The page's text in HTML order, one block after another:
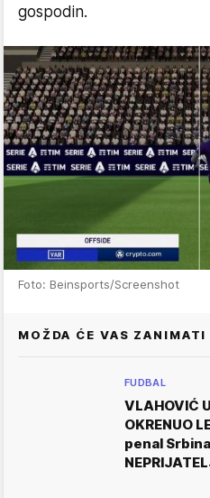
gospodin.
Foto: Beinsports/Screenshot
MOŽDA ĆE VAS ZANIMATI
FUDBAL
VLAHOVIĆ
OKRENUO
penal